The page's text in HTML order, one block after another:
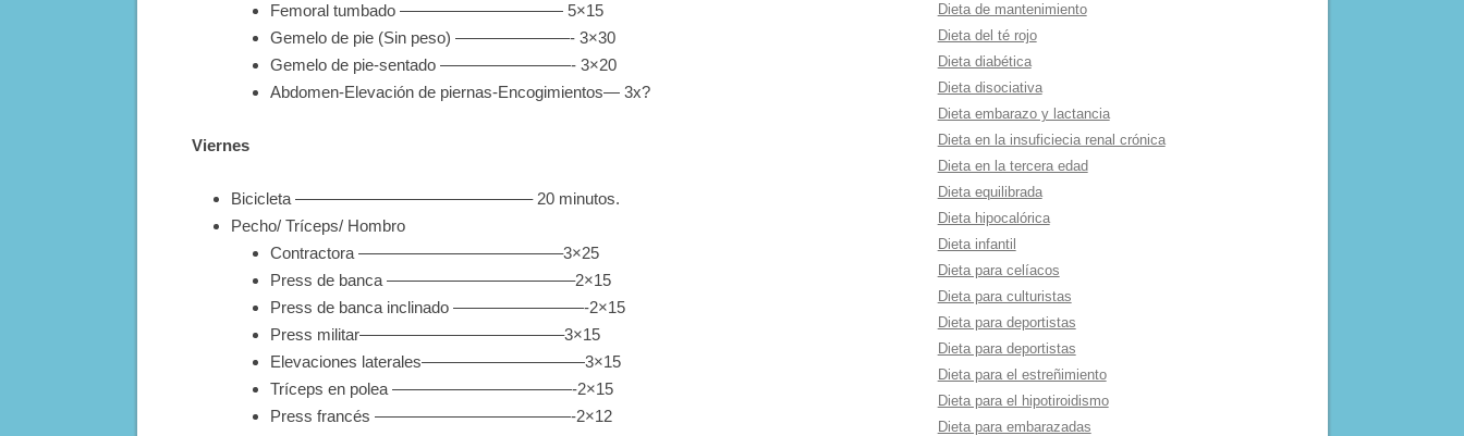
Femoral tumbado —————————— 5×15
Gemelo de pie (Sin peso) ———————- 3×30
Gemelo de pie-sentado ————————- 3×20
Abdomen-Elevación de piernas-Encogimientos— 3x?
Viernes
Bicicleta ——————————————– 20 minutos.
Pecho/ Tríceps/ Hombro
Contractora ————————————–3×25
Press de banca ———————————–2×15
Press de banca inclinado ————————-2×15
Press militar————————————–3×15
Elevaciones laterales——————————3×15
Tríceps en polea ———————————-2×15
Press francés ————————————-2×12
Dieta de mantenimiento
Dieta del té rojo
Dieta diabética
Dieta disociativa
Dieta embarazo y lactancia
Dieta en la insuficiecia renal crónica
Dieta en la tercera edad
Dieta equilibrada
Dieta hipocalórica
Dieta infantil
Dieta para celí­acos
Dieta para culturistas
Dieta para deportistas
Dieta para deportistas
Dieta para el estreñimiento
Dieta para el hipotiroidismo
Dieta para embarazadas